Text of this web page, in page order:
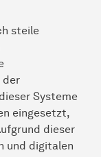
steile
der
Systeme
eingesetzt,
dieser
und digitalen